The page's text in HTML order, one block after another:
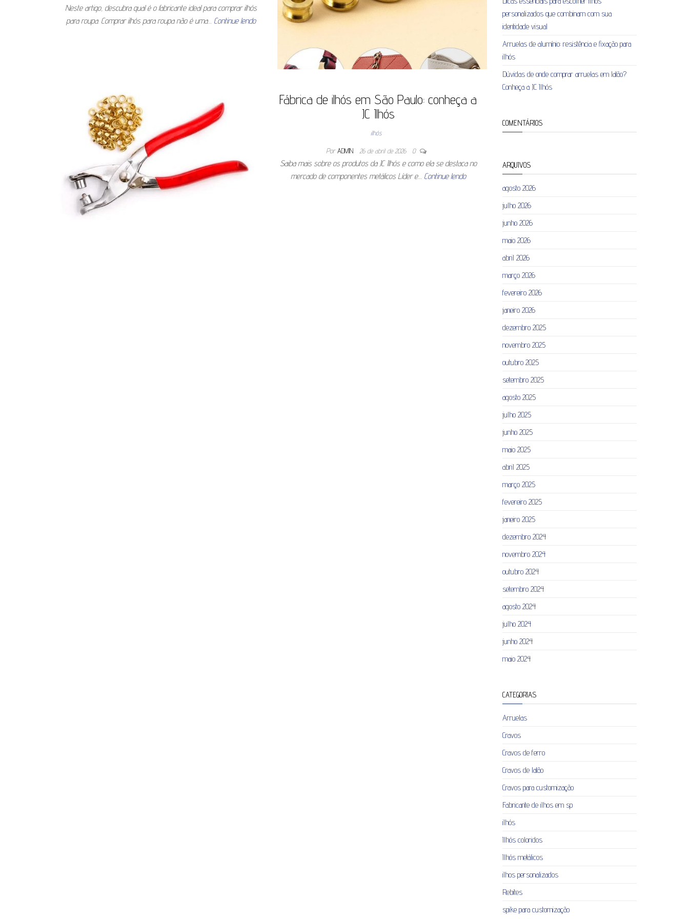
Neste artigo, descubra qual é o fabricante ideal para comprar ilhós
para roupa. Comprar ilhós para roupa não é uma… Continue lendo
Fábrica de ilhós em São Paulo: conheça a
JC Ilhós
ilhós
Por ADMIN 26 de abril de 2026 0
Saiba mais sobre os produtos da JC Ilhós e como ela se destaca no
mercado de componentes metálicos Líder e… Continue lendo
personalizados que combinam com sua
identidade visual
Arruelas de alumínio: resistência e fixação para
ilhós
Dúvidas de onde comprar arruelas em latão?
Conheça a JC Ilhós
COMENTÁRIOS
ARQUIVOS
agosto 2026
julho 2026
junho 2026
maio 2026
abril 2026
março 2026
fevereiro 2026
janeiro 2026
dezembro 2025
novembro 2025
outubro 2025
setembro 2025
agosto 2025
julho 2025
junho 2025
maio 2025
abril 2025
março 2025
fevereiro 2025
janeiro 2025
dezembro 2024
novembro 2024
outubro 2024
setembro 2024
agosto 2024
julho 2024
junho 2024
maio 2024
CATEGORIAS
Arruelas
Cravos
Cravos de ferro
Cravos de latão
Cravos para customização
Fabricante de ilhos em sp
ilhós
Ilhós coloridos
Ilhós metálicos
ilhos personalizados
Rebites
spike para customização